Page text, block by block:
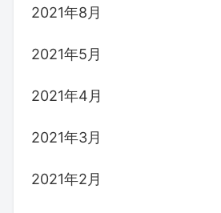
2021年8月
2021年5月
2021年4月
2021年3月
2021年2月